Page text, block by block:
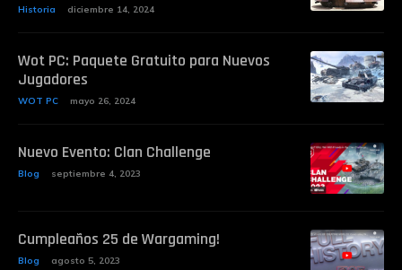
Historia diciembre 14, 2024
Wot PC: Paquete Gratuito para Nuevos
Jugadores
WOT PC mayo 26, 2024
Nuevo Evento: Clan Challenge
Blog septiembre 4, 2023
Cumpleaños 25 de Wargaming!
Blog agosto 5, 2023